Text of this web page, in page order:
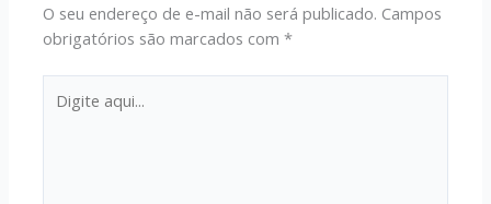
O seu endereço de e-mail não será publicado. Campos
obrigatórios são marcados com*
aqui...